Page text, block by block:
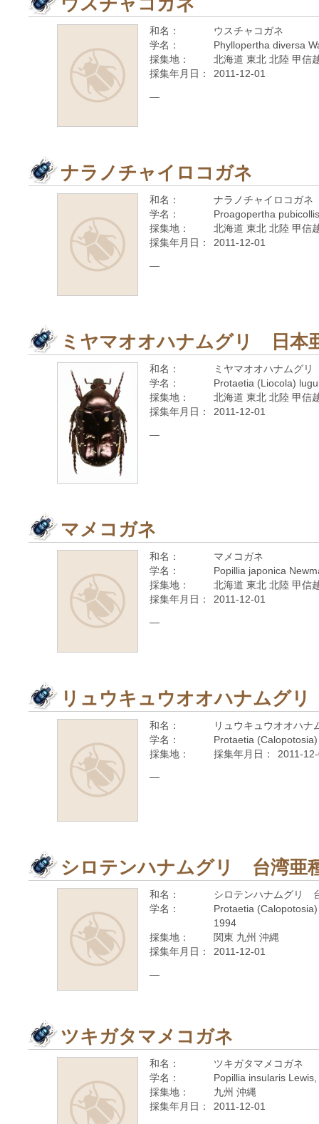
和名：
ウスチャコガネ
学名：
Phyllopertha diversa
採集地：
北海道 東北 北陸 甲信
採集年月日：
2011-12-01
—
ナラノチャイロコガネ
和名：
ナラノチャイロコガネ
学名：
Proagopertha
採集地：
北海道 東北 北陸 甲信
採集年月日：
2011-12-01
—
ミヤマオオハナムグリ 日本
和名：
ミヤマオオハナムグ
学名：
Protaetia (Liocola)
採集地：
北海道 東北 北陸 甲信
採集年月日：
2011-12-01
—
マメコガネ
和名：
マメコガネ
学名：
Popillia japonica
採集地：
北海道 東北 北陸 甲信
採集年月日：
2011-12-01
—
リュウキュウオオハナムグ
和名：
リュウキュウオオハ
学名：
Protaetia
採集地：
採集年月日： 2011-
—
シロテンハナムグリ 台湾亜
和名：
シロテンハナムグリ
学名：
Protaetia
1994
採集地：
関東 九州 沖縄
採集年月日：
2011-12-01
—
ツキガタマメコガネ
和名：
ツキガタマメコガネ
学名：
Popillia insularis
採集地：
九州 沖縄
採集年月日：
2011-12-01